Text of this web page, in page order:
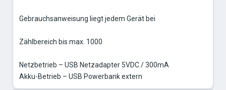
Gebrauchsanweisung liegt jedem Gerät bei
Zählbereich bis max. 1000
Netzbetrieb – USB Netzadapter 5VDC / 300mA
Akku-Betrieb – USB Powerbank extern